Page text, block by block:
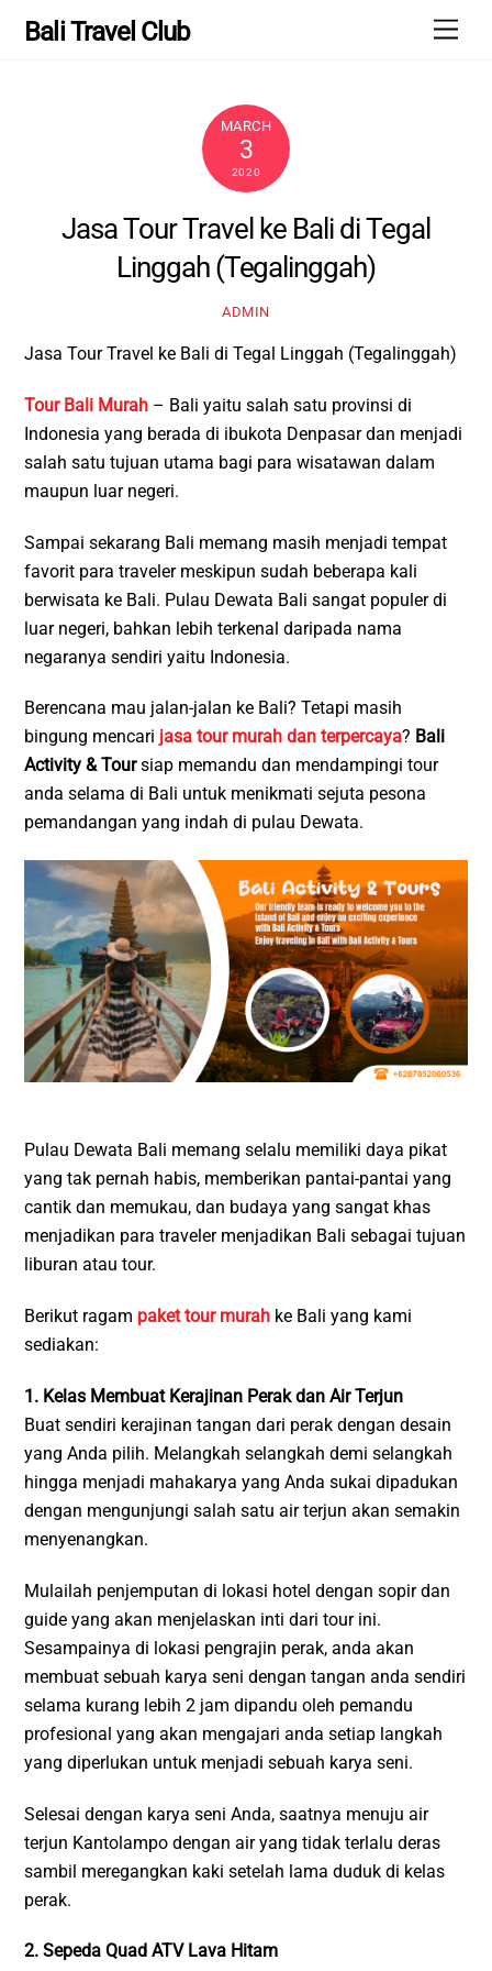
Bali Travel Club
MARCH
3
2020
Jasa Tour Travel ke Bali di Tegal
Linggah (Tegalinggah)
ADMIN
Jasa Tour Travel ke Bali di Tegal Linggah (Tegalinggah)
Tour Bali Murah – Bali yaitu salah satu provinsi di
Indonesia yang berada di ibukota Denpasar dan menjadi
salah satu tujuan utama bagi para wisatawan dalam
maupun luar negeri.
Sampai sekarang Bali memang masih menjadi tempat
favorit para traveler meskipun sudah beberapa kali
berwisata ke Bali. Pulau Dewata Bali sangat populer di
luar negeri, bahkan lebih terkenal daripada nama
negaranya sendiri yaitu Indonesia.
Berencana mau jalan-jalan ke Bali? Tetapi masih
bingung mencari jasa tour murah dan terpercaya? Bali
Activity & Toursiap memandu dan mendampingi tour
anda selama di Bali untuk menikmati sejuta pesona
pemandangan yang indah di pulau Dewata.
Pulau Dewata Bali memang selalu memiliki daya pikat
yang tak pernah habis, memberikan pantai-pantai yang
cantik dan memukau, dan budaya yang sangat khas
menjadikan para traveler menjadikan Bali sebagai tujuan
liburan atau tour.
Berikut ragam paket tour murah ke Bali yang kami
sediakan:
1. Kelas Membuat Kerajinan Perak dan Air Terjun
Buat sendiri kerajinan tangan dari perak dengan desain
yang Anda pilih. Melangkah selangkah demi selangkah
hingga menjadi mahakarya yang Anda sukai dipadukan
dengan mengunjungi salah satu air terjun akan semakin
menyenangkan.
Mulailah penjemputan di lokasi hotel dengan sopir dan
guide yang akan menjelaskan inti dari tour ini.
Sesampainya di lokasi pengrajin perak, anda akan
membuat sebuah karya seni dengan tangan anda sendiri
selama kurang lebih 2 jam dipandu oleh pemandu
profesional yang akan mengajari anda setiap langkah
yang diperlukan untuk menjadi sebuah karya seni.
Selesai dengan karya seni Anda, saatnya menuju air
terjun Kantolampo dengan air yang tidak terlalu deras
sambil meregangkan kaki setelah lama duduk di kelas
perak.
2. Sepeda Quad ATV Lava Hitam